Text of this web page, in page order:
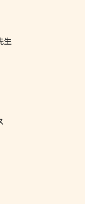
生